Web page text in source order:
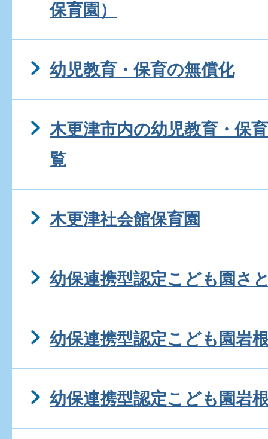
保育園）
幼児教育・保育の無償化
木更津市内の幼児教育・保
覧
木更津社会館保育園
幼保連携型認定こども園さ
幼保連携型認定こども園岩
幼保連携型認定こども園岩